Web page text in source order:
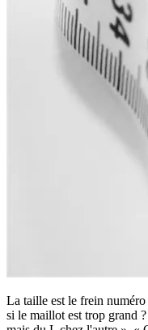
La taille est le frein
si le maillot est trop grand